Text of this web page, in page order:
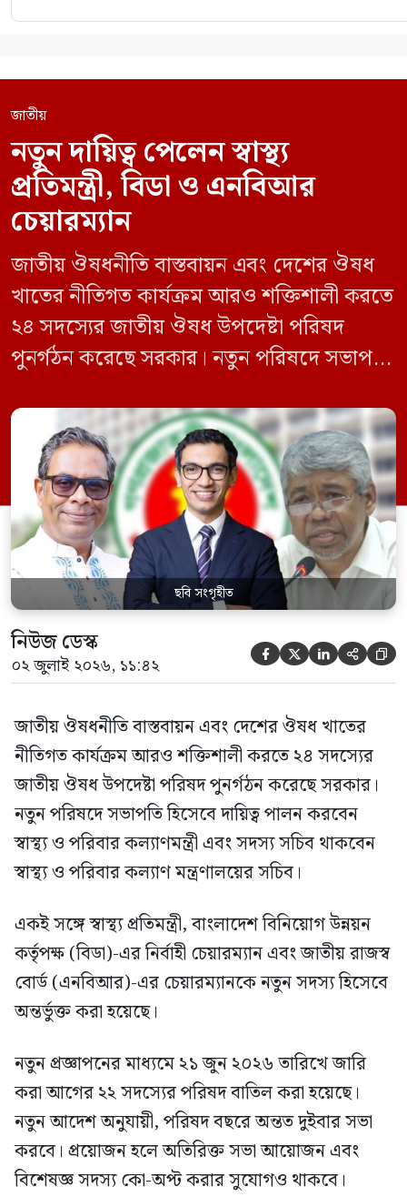
জাতীয়
নতুন দায়িত্ব পেলেন স্বাস্থ্য
প্রতিমন্ত্রী, বিডা ও এনবিআর
চেয়ারম্যান
জাতীয় ঔষধনীতি বাস্তবায়ন এবং দেশের ঔষধ
খাতের নীতিগত কার্যক্রম আরও শক্তিশালী করতে
২৪ সদস্যের জাতীয় ঔষধ উপদেষ্টা পরিষদ
পুনর্গঠন করেছে সরকার। নতুন পরিষদে সভাপতি
কল্যাণমন্ত্রী এবং সদস্য সচিব থাকবেন স্বাস্থ্য ও
পরিবার কল্যাণ মন্ত্রণালয়ের সচিব। একই সঙ্গে
স্বাস্থ্য প্রতিমন্ত্রী, বাংলাদেশ বিনিয়োগ উন্নয়ন
কর্তৃপক্ষ (বিডা)-এর নির্বাহী চেয়ারম্যান এবং
জাতীয় […]
ছবি সংগৃহীত
নিউজ ডেস্ক
০২ জুলাই ২০২৬, ১১:৪২     
জাতীয় ঔষধনীতি বাস্তবায়ন এবং দেশের ঔষধ খাতের
নীতিগত কার্যক্রম আরও শক্তিশালী করতে ২৪ সদস্যের
জাতীয় ঔষধ উপদেষ্টা পরিষদ পুনর্গঠন করেছে সরকার।
নতুন পরিষদে সভাপতি হিসেবে দায়িত্ব পালন করবেন
স্বাস্থ্য ও পরিবার কল্যাণমন্ত্রী এবং সদস্য সচিব থাকবেন
স্বাস্থ্য ও পরিবার কল্যাণ মন্ত্রণালয়ের সচিব।
একই সঙ্গে স্বাস্থ্য প্রতিমন্ত্রী, বাংলাদেশ বিনিয়োগ উন্নয়ন
কর্তৃপক্ষ (বিডা)-এর নির্বাহী চেয়ারম্যান এবং জাতীয় রাজস্ব
বোর্ড (এনবিআর)-এর চেয়ারম্যানকে নতুন সদস্য হিসেবে
অন্তর্ভুক্ত করা হয়েছে।
নতুন প্রজ্ঞাপনের মাধ্যমে ২১ জুন ২০২৬ তারিখে জারি
করা আগের ২২ সদস্যের পরিষদ বাতিল করা হয়েছে।
নতুন আদেশ অনুযায়ী, পরিষদ বছরে অন্তত দুইবার সভা
করবে। প্রয়োজন হলে অতিরিক্ত সভা আয়োজন এবং
বিশেষজ্ঞ সদস্য কো-অপ্ট করার সুযোগও থাকবে।